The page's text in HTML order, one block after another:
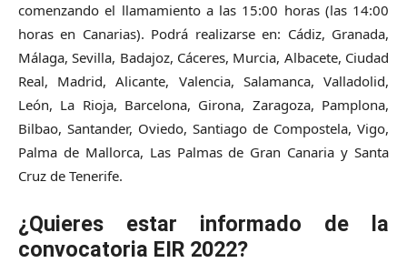
comenzando el llamamiento a las 15:00 horas (las 14:00
horas en Canarias). Podrá realizarse en: Cádiz, Granada,
Málaga, Sevilla, Badajoz, Cáceres, Murcia, Albacete, Ciudad
Real, Madrid, Alicante, Valencia, Salamanca, Valladolid,
León, La Rioja, Barcelona, Girona, Zaragoza, Pamplona,
Bilbao, Santander, Oviedo, Santiago de Compostela, Vigo,
Palma de Mallorca, Las Palmas de Gran Canaria y Santa
Cruz de Tenerife.
¿Quieres estar informado de la
convocatoria EIR 2022?